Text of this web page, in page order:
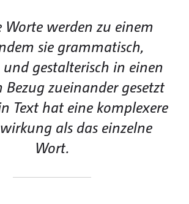
Worte werden zu einem
sie grammatisch,
gestalterisch in einen
Bezug zueinander gesetzt
Text hat eine komplexere
als das einzelne
Wort.